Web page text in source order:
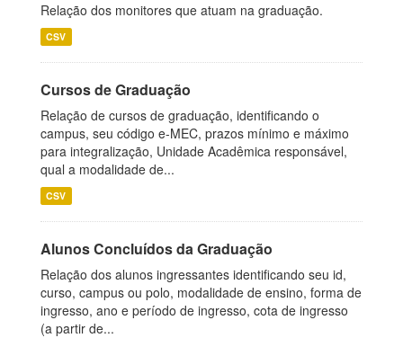
Relação dos monitores que atuam na graduação.
CSV
Cursos de Graduação
Relação de cursos de graduação, identificando o
campus, seu código e-MEC, prazos mínimo e máximo
para integralização, Unidade Acadêmica responsável,
qual a modalidade de...
CSV
Alunos Concluídos da Graduação
Relação dos alunos ingressantes identificando seu id,
curso, campus ou polo, modalidade de ensino, forma de
ingresso, ano e período de ingresso, cota de ingresso
(a partir de...